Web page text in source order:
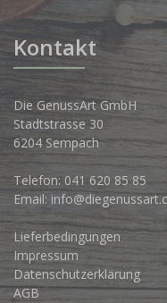
Kontakt
Die GenussArt GmbH
Stadtstrasse 30
6204 Sempach
Telefon: 041 620 85 85
Email:
Lieferbedingungen
Impressum
Datenschutzerklärung
AGB